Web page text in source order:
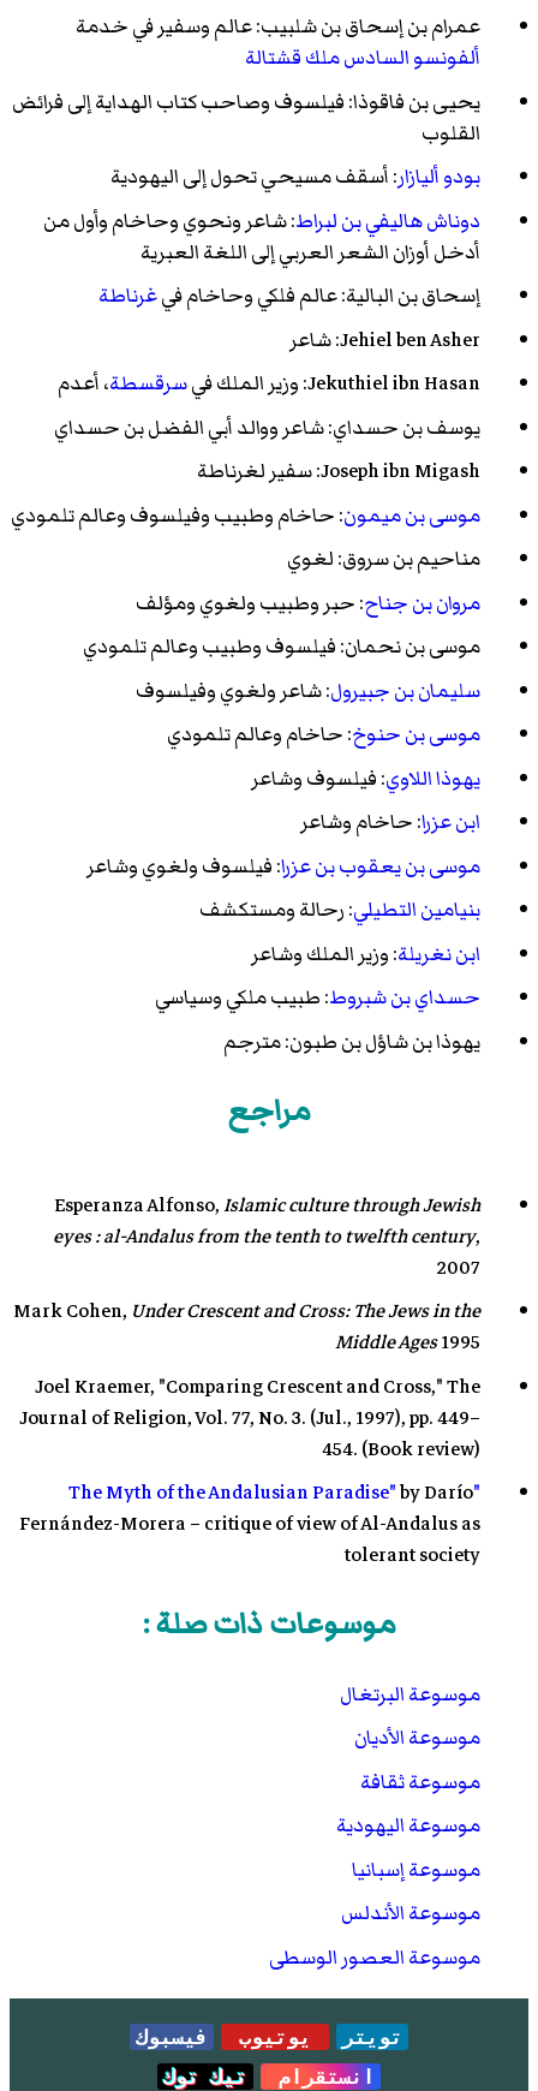
عمرام بن إسحاق بن شلبيب: عالم وسفير في خدمة
ألفونسو السادس ملك قشتالة
يحيى بن فاقوذا: فيلسوف وصاحبكتاب الهداية إلى فرائض
القلوب
بودو أليازار: أسقف مسيحي تحول إلى اليهودية
دوناش هاليفي بن لبراط: شاعر ونحوي وحاخام وأول من
أدخل أوزان الشعر العربي إلى اللغة العبرية
إسحاق بن البالية: عالم فلكي وحاخام فيغرناطة
Jehiel ben Asher: شاعر
Jekuthiel ibn Hasan: وزير الملك فيسرقسطة، أعدم
يوسف بن حسداي: شاعر ووالدأبي الفضل بن حسداي
Joseph ibn Migash: سفير لغرناطة
موسى بن ميمون: حاخام وطبيب وفيلسوف وعالم تلمودي
مناحيم بن سروق: لغوي
مروان بن جناح: حبر وطبيب ولغوي ومؤلف
موسى بن نحمان: فيلسوف وطبيب وعالم تلمودي
سليمان بن جبيرول: شاعر ولغوي وفيلسوف
موسى بن حنوخ: حاخام وعالم تلمودي
يهوذا اللاوي: فيلسوف وشاعر
ابن عزرا: حاخام وشاعر
موسى بن يعقوب بن عزرا: فيلسوف ولغوي وشاعر
بنيامين التطيلي: رحالة ومستكشف
ابن نغريلة: وزير الملك وشاعر
حسداي بن شبروط: طبيب ملكي وسياسي
يهوذا بن شاؤل بن طبون: مترجم
مراجع
Esperanza Alfonso,Islamic culture through Jewish
eyes : al-Andalus from the tenth to twelfth century,
2007
Mark Cohen, Under Crescent and Cross: The Jews in the
Middle Ages1995
Joel Kraemer, "Comparing Crescent and Cross," The
Journal of Religion, Vol. 77, No. 3. (Jul., 1997), pp. 449–
454. (Book review)
"The Myth of the Andalusian Paradise"
by Darío
Fernández-Morera – critique of view of Al-Andalus as
tolerant society
موسوعات ذات صلة :
موسوعة البرتغال
موسوعة الأديان
موسوعة ثقافة
موسوعة اليهودية
موسوعة إسبانيا
موسوعة الأندلس
موسوعة العصور الوسطى
تويتر يوتيوب
فيسبوك
انستقرام
تيك توك